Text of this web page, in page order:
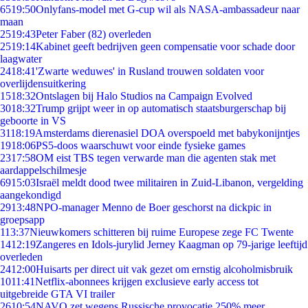
6519:50Onlyfans-model met G-cup wil als NASA-ambassadeur naar
maan
2519:43Peter Faber (82) overleden
2519:14Kabinet geeft bedrijven geen compensatie voor schade door
laagwater
2418:41'Zwarte weduwes' in Rusland trouwen soldaten voor
overlijdensuitkering
1518:32Ontslagen bij Halo Studios na Campaign Evolved
3018:32Trump grijpt weer in op automatisch staatsburgerschap bij
geboorte in VS
3118:19Amsterdams dierenasiel DOA overspoeld met babykonijntjes
1918:06PS5-doos waarschuwt voor einde fysieke games
2317:58OM eist TBS tegen verwarde man die agenten stak met
aardappelschilmesje
6915:03Israël meldt dood twee militairen in Zuid-Libanon, vergelding
aangekondigd
2913:48NPO-manager Menno de Boer geschorst na dickpic in
groepsapp
113:37Nieuwkomers schitteren bij ruime Europese zege FC Twente
1412:19Zangeres en Idols-jurylid Jerney Kaagman op 79-jarige leeftijd
overleden
2412:00Huisarts per direct uit vak gezet om ernstig alcoholmisbruik
1011:41Netflix-abonnees krijgen exclusieve early access tot
uitgebreide GTA VI trailer